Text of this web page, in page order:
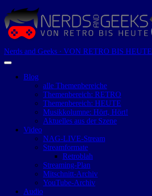
Nerds and Geeks · VON RETRO BIS HEUTE
Blog
alle Themenbereiche
Themenbereich: RETRO
Themenbereich: HEUTE
Musikkolumne: Hört, Hört!
Aktuelles aus der Szene
Video
NAG-LIVE-Stream
Streamformate
Retroblah
Streaming-Plan
Mitschnitt-Archiv
YouTube-Archiv
Audio